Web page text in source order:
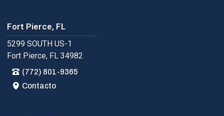
Fort Pierce, FL
5299 SOUTH US-1
Fort Pierce, FL 34982
(772) 801-9365
Contacto